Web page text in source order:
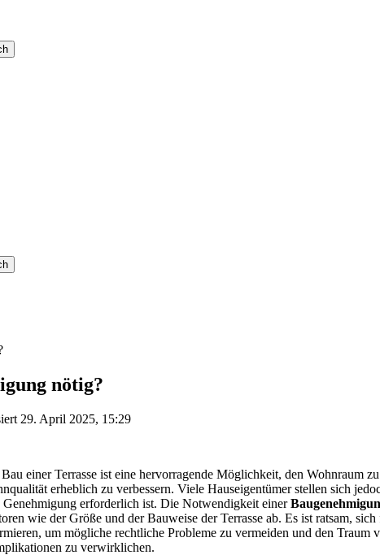
nötig?
29. April 2025, 15:29
einer Terrasse ist eine hervorragende Möglichkeit, den Wohnraum
erheblich zu verbessern. Viele Hauseigentümer stellen sich
Genehmigung erforderlich ist. Die Notwendigkeit einer
wie der Größe und der Bauweise der Terrasse ab. Es ist ratsam,
um mögliche rechtliche Probleme zu vermeiden und den Traum
zu verwirklichen.